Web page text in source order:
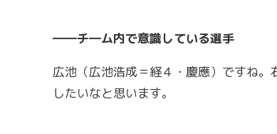
――チ―ム内で意識している選手
広池（広池浩成＝経４・慶應）ですね
したいなと思います。